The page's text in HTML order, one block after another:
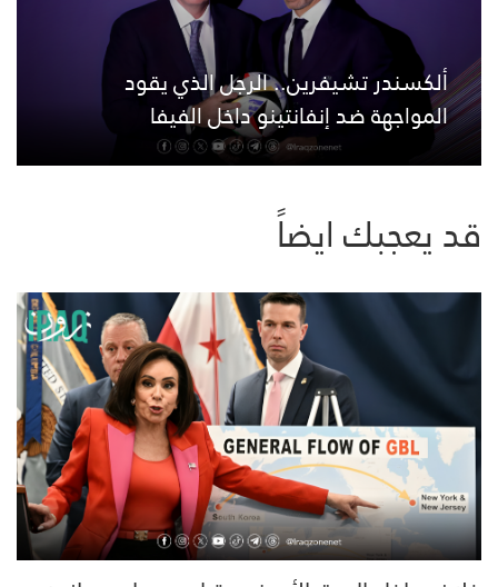
ألكسندر تشيفرين.. الرجل الذي يقود
المواجهة ضد إنفانتينو داخل الفيفا
قد يعجبك ايضاً